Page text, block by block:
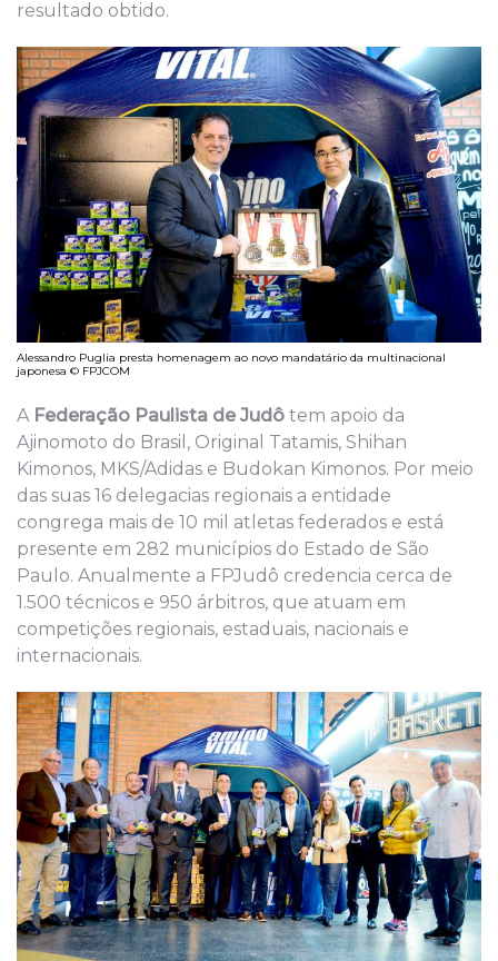
resultado obtido.
Alessandro Puglia presta homenagem ao novo mandatário da multinacional
japonesa © FPJCOM
A Federação Paulista de Judô tem apoio da
Ajinomoto do Brasil, Original Tatamis, Shihan
Kimonos, MKS/Adidas e Budokan Kimonos. Por meio
das suas 16 delegacias regionais a entidade
congrega mais de 10 mil atletas federados e está
presente em 282 municípios do Estado de São
Paulo. Anualmente a FPJudô credencia cerca de
1.500 técnicos e 950 árbitros, que atuam em
competições regionais, estaduais, nacionais e
internacionais.